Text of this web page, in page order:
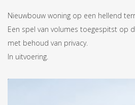
Nieuwbouw woning op een hellend
Een spel van volumes toegespitst op
met behoud van privacy.
In uitvoering.